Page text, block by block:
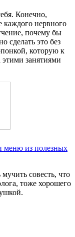
Конечно,
каждого нервного
почему бы
сделать это без
которую к
занятиями
меню из полезных
совесть, что
тоже хорошего